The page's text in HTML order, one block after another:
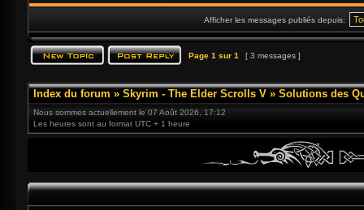
Afficher les messages publiés depuis:
Page 1 sur 1 [ 3 messages ]
Index du forum » Skyrim - The Elder Scrolls V » Solutions des
Nous sommes actuellement le 07 Août 2026, 17:12
Les heures sont au format UTC + 1 heure